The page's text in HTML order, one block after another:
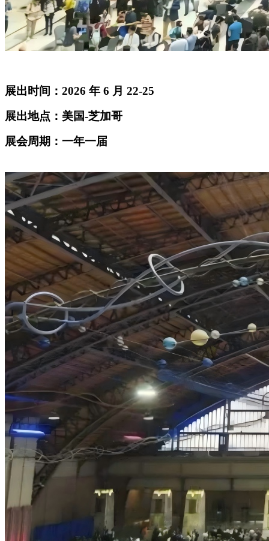
展出时间：2026 年 6 月 22-25
展出地点：美国-芝加哥
展会周期：一年一届